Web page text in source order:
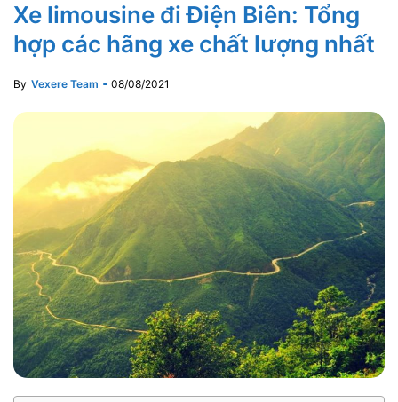
Xe limousine đi Điện Biên: Tổng
hợp các hãng xe chất lượng nhất
By Vexere Team 08/08/2021